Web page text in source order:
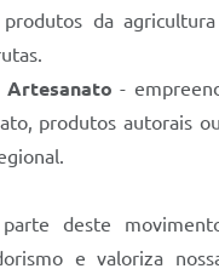
da
Artesanato -
produtos autorais
deste
e valoriza